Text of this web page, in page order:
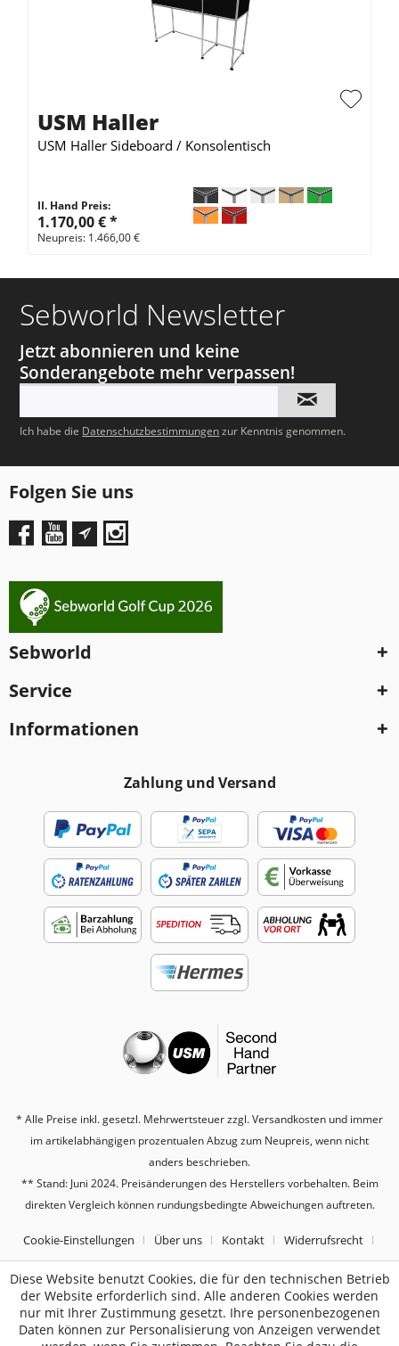
USM Haller
USM Haller Sideboard / Konsolentisch
II. Hand Preis:
1.170,00 €*
Neupreis: 1.466,00 €
Sebworld Newsletter
Jetzt abonnieren und keine
Sonderangebote mehr verpassen!
Ich habe die Datenschutzbestimmungenzur Kenntnis genommen.
Folgen Sie uns
Sebworld
Service
Informationen
Zahlung und Versand
* Alle Preise inkl. gesetzl. Mehrwertsteuer zzgl.Versandkosten und immer
im artikelabhängigen prozentualen Abzug zum Neupreis, wenn nicht
anders beschrieben.
** Stand: Juni 2024. Preisänderungen des Herstellers vorbehalten. Beim
direkten Vergleich können rundungsbedingte Abweichungen auftreten.
Cookie-Einstellungen Über uns Kontakt
Widerrufsrecht
Datenschutz
AGB Impressum
2187Bewertungen auf ProvenExpert.com
Diese Website benutzt Cookies, die für den technischen Betrieb
der Website erforderlich sind. Alle anderen Cookies werden
nur mit Ihrer Zustimmung gesetzt. Ihre personenbezogenen
Daten können zur Personalisierung von Anzeigen verwendet